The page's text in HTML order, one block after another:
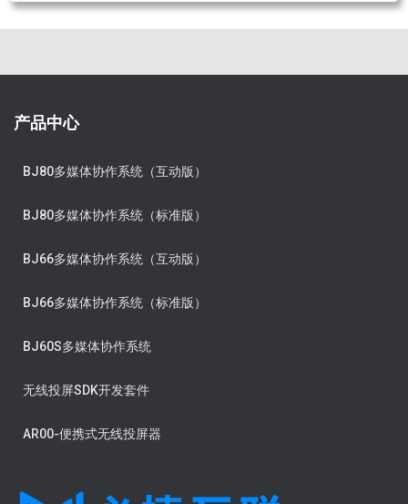
产品中心
BJ80多媒体协作系统（互动版）
BJ80多媒体协作系统（标准版）
BJ66多媒体协作系统（互动版）
BJ66多媒体协作系统（标准版）
BJ60S多媒体协作系统
无线投屏SDK开发套件
AR00-便携式无线投屏器